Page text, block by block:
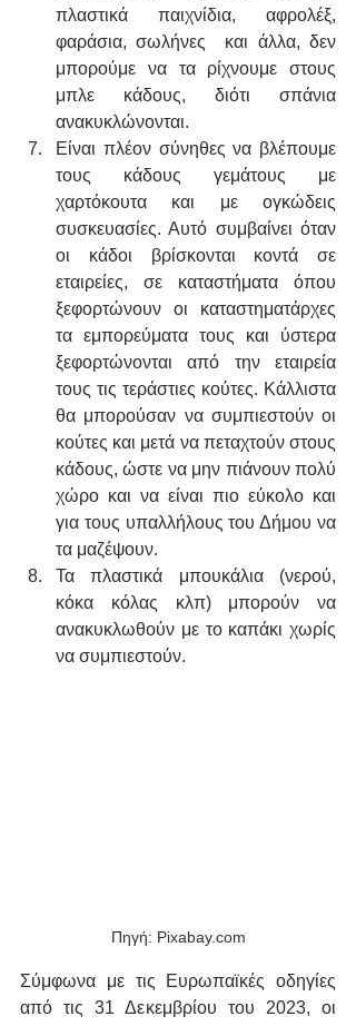
πλαστικά παιχνίδια, αφρολέξ,
φαράσια, σωλήνες  και άλλα, δεν
μπορούμε να τα ρίχνουμε στους
μπλε κάδους, διότι σπάνια
ανακυκλώνονται.
Είναι πλέον σύνηθες να βλέπουμε
τους κάδους γεμάτους με
χαρτόκουτα και με ογκώδεις
συσκευασίες. Αυτό συμβαίνει όταν
οι κάδοι βρίσκονται κοντά σε
εταιρείες, σε καταστήματα όπου
ξεφορτώνουν οι καταστηματάρχες
τα εμπορεύματα τους και ύστερα
ξεφορτώνονται από την εταιρεία
τους τις τεράστιες κούτες. Κάλλιστα
θα μπορούσαν να συμπιεστούν οι
κούτες και μετά να πεταχτούν στους
κάδους, ώστε να μην πιάνουν πολύ
χώρο και να είναι πιο εύκολο και
για τους υπαλλήλους του Δήμου να
τα μαζέψουν.
Τα πλαστικά μπουκάλια (νερού,
κόκα κόλας κλπ) μπορούν να
ανακυκλωθούν με το καπάκι χωρίς
να συμπιεστούν.
Πηγή: Pixabay.com
Σύμφωνα με τις Ευρωπαϊκές οδηγίες
από τις 31 Δεκεμβρίου του 2023, οι